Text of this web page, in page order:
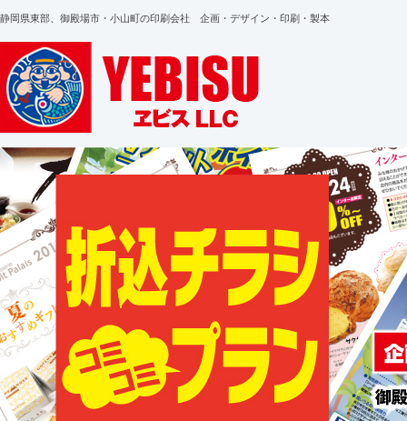
静岡県東部、御殿場市・小山町の印刷会社 企画・デザイン・印刷・製本